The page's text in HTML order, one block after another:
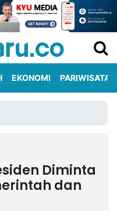
EKONOMI PARIWISATA
Diminta
dan